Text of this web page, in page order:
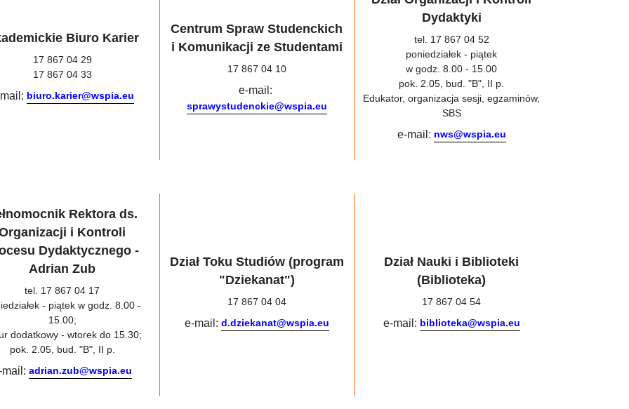
Biuro Karier
17 867 04 29
17 867 04 33
biuro.karier@wspia.eu
Centrum Spraw Studenckich
i Komunikacji ze Studentami
17 867 04 10
e-mail:
sprawystudenckie@wspia.eu
Dydaktyki
tel. 17 867 04 52
poniedziałek - piątek
w godz. 8.00 - 15.00
pok. 2.05, bud. "B", II p.
Edukator, organizacja sesji, egzaminów,
SBS
e-mail: nws@wspia.eu
Rektora ds.
i Kontroli
Dydaktycznego -
Adrian Zub
tel. 17 867 04 17
- piątek w godz. 8.00 -
15.00;
dodatkowy - wtorek do 15.30;
pok. 2.05, bud. "B", II p.
mail: adrian.zub@wspia.eu
Dział Toku Studiów (program
"Dziekanat")
17 867 04 04
e-mail: d.dziekanat@wspia.eu
Dział Nauki i Biblioteki
(Biblioteka)
17 867 04 54
e-mail: biblioteka@wspia.eu